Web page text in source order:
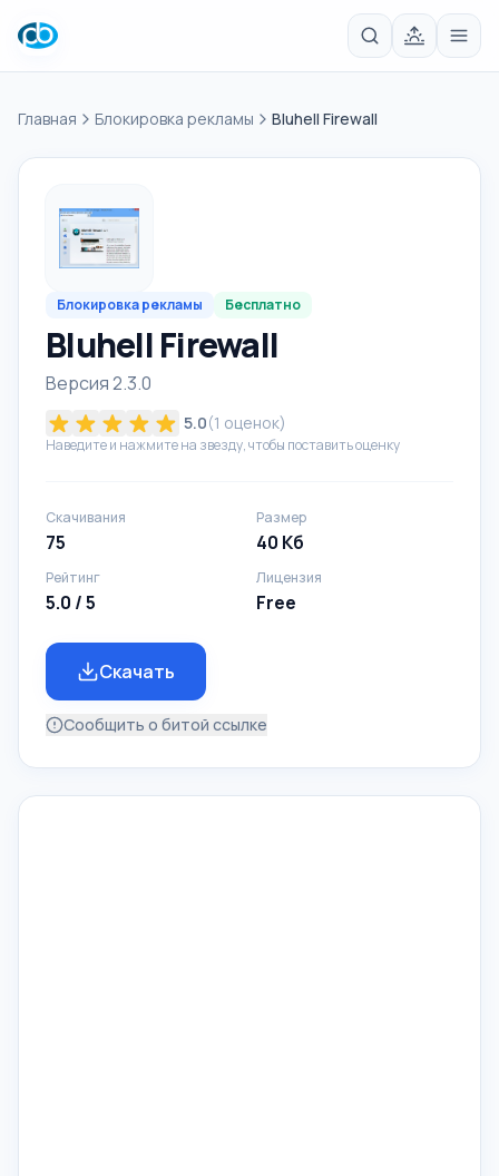
Главная Блокировка рекламы Bluhell Firewall
Блокировка рекламы Бесплатно
Bluhell Firewall
Версия 2.3.0
5.0(1 оценок)
Наведите и нажмите на звезду, чтобы поставить оценку
Скачивания
75
Размер
40 Кб
Рейтинг
5.0 / 5
Лицензия
Free
Скачать
Сообщить о битой ссылке